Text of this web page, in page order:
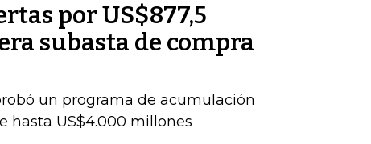
por US$877,5
subasta de compra
un programa de acumulación
hasta US$4.000 millones